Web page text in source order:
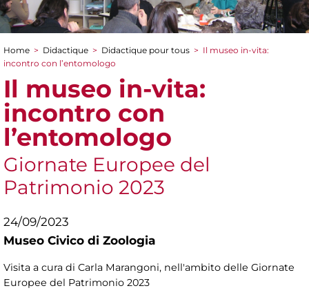
You are here
Home > Didactique > Didactique pour tous > Il museo in-vita:
incontro con l’entomologo
Il museo in-vita:
incontro con
l’entomologo
Giornate Europee del
Patrimonio 2023
24/09/2023
Museo Civico di Zoologia
Visita a cura di Carla Marangoni, nell'ambito delle Giornate
Europee del Patrimonio 2023